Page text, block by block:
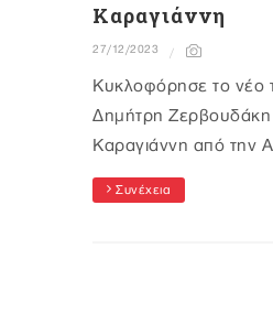
Καραγιάννη
27/12/2023
Κυκλοφόρησε το νέο
Δημήτρη Ζερβουδάκη
Καραγιάννη από την
Συνέχεια